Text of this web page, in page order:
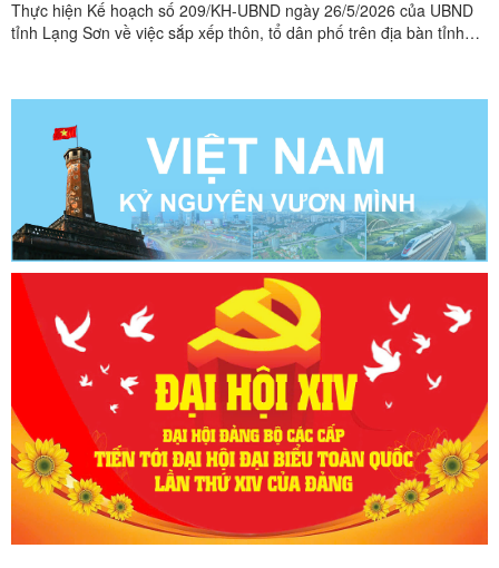
Thực hiện Kế hoạch số 209/KH-UBND ngày 26/5/2026 của UBND
tỉnh Lạng Sơn về việc sắp xếp thôn, tổ dân phố trên địa bàn tỉnh
thôn trên địa bàn xã Xuân Dương năm 2026; Đảng ủy xã Xuân
Dương đã ...